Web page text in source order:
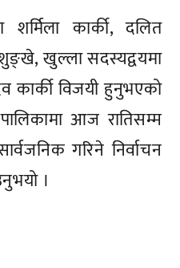
कार्की, दलित
खुल्ला सदस्यद्वयमा
कार्की विजयी हुनुभएको
आज रातिसम्म
गरिने निर्वाचन
।